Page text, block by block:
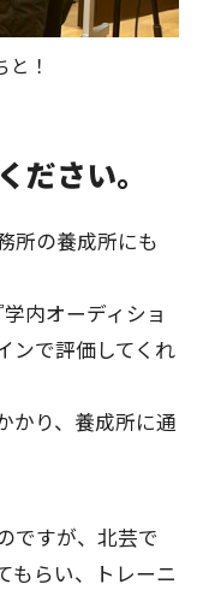
！
ださい。
所の養成所にも
内オーディショ
ンで評価してくれ
かり、養成所に通
ですが、北芸で
もらい、トレーニ